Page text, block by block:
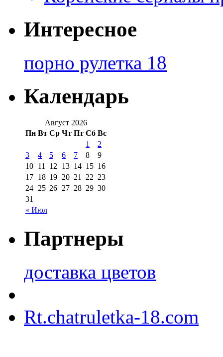
Интересное
порно рулетка 18
Календарь
Август 2026
Пн Вт Ср Чт Пт Сб Вс
« Июл
1
2
3
4 5 6 7 8
9
10 11 12 13 14 15 16
17 18 19 20 21 22 23
24 25 26 27 28 29 30
31
Партнеры
доставка цветов
Rt.chatruletka-18.com